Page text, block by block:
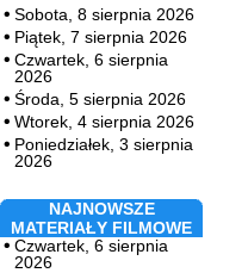
Sobota, 8 sierpnia 2026
Piątek, 7 sierpnia 2026
Czwartek, 6 sierpnia
2026
Środa, 5 sierpnia 2026
Wtorek, 4 sierpnia 2026
Poniedziałek, 3 sierpnia
2026
NAJNOWSZE
MATERIAŁY FILMOWE
Czwartek, 6 sierpnia
2026